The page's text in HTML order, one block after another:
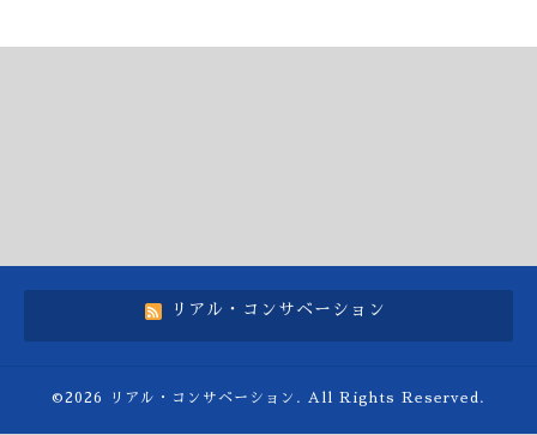
リアル・コンサベーション
©2026 リアル・コンサベーション . All Rights Reserved.